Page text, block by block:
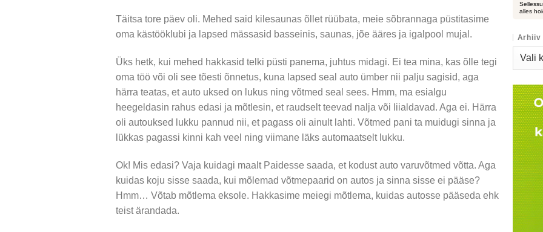
Täitsa tore päev oli. Mehed said kilesaunas õllet rüübata, meie sõbrannaga püstitasime
oma kästööklubi ja lapsed mässasid basseinis, saunas, jõe ääres ja igalpool mujal.
Üks hetk, kui mehed hakkasid telki püsti panema, juhtus midagi. Ei tea mina, kas õlle tegi
oma töö või oli see tõesti õnnetus, kuna lapsed seal auto ümber nii palju sagisid, aga
härra teatas, et auto uksed on lukus ning võtmed seal sees. Hmm, ma esialgu
heegeldasin rahus edasi ja mõtlesin, et raudselt teevad nalja või liialdavad. Aga ei. Härra
oli autouksed lukku pannud nii, et pagass oli ainult lahti. Võtmed pani ta muidugi sinna ja
lükkas pagassi kinni kah veel ning viimane läks automaatselt lukku.
Ok! Mis edasi? Vaja kuidagi maalt Paidesse saada, et kodust auto varuvõtmed võtta. Aga
kuidas koju sisse saada, kui mõlemad võtmepaarid on autos ja sinna sisse ei pääse?
Hmm… Võtab mõtlema eksole. Hakkasime meiegi mõtlema, kuidas autosse pääseda ehk
teist ärandada.
alles
Arhiiv
Arhiiv